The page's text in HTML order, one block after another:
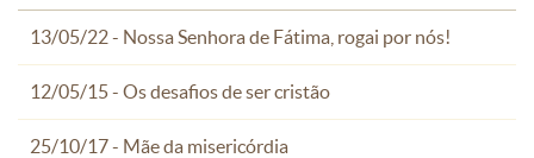
13/05/22 - Nossa Senhora de Fátima, rogai por nós!
12/05/15 - Os desafios de ser cristão
25/10/17 - Mãe da misericórdia